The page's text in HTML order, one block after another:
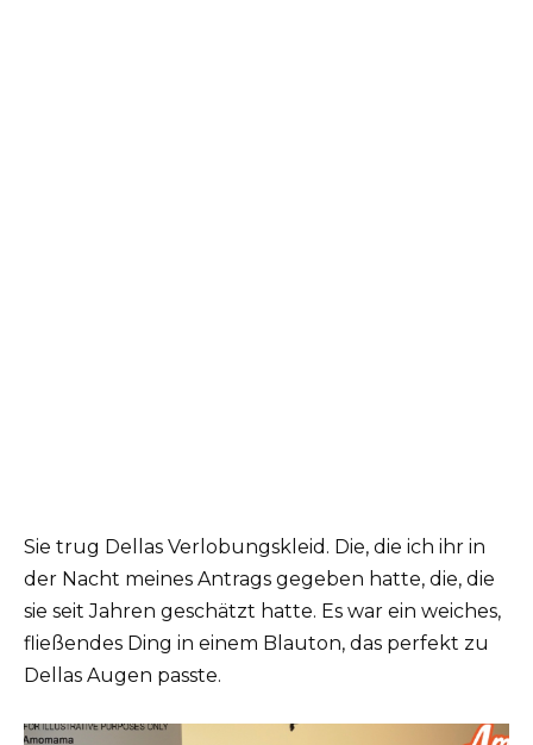
Sie trug Dellas Verlobungskleid. Die, die ich ihr in
der Nacht meines Antrags gegeben hatte, die, die
sie seit Jahren geschätzt hatte. Es war ein weiches,
fließendes Ding in einem Blauton, das perfekt zu
Dellas Augen passte.